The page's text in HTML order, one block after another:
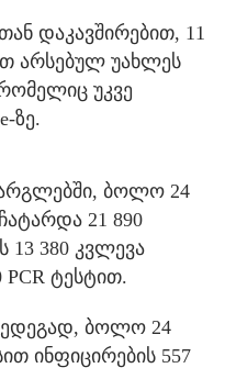
დაკავშირებით, 11
არსებულ უახლეს
უკვე
ზე.
ბოლო 24
21 890
13 380 კვლევა
PCR ტესტით.
ბოლო 24
ინფიცირების 557